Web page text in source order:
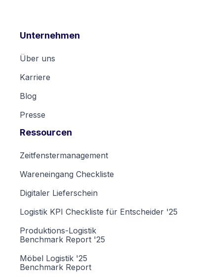
Unternehmen
Über uns
Karriere
Blog
Presse
Ressourcen
Zeitfenstermanagement
Wareneingang Checkliste
Digitaler Lieferschein
Logistik KPI Checkliste für Entscheider '25
Produktions-Logistik
Benchmark Report '25
Möbel Logistik '25
Benchmark Report